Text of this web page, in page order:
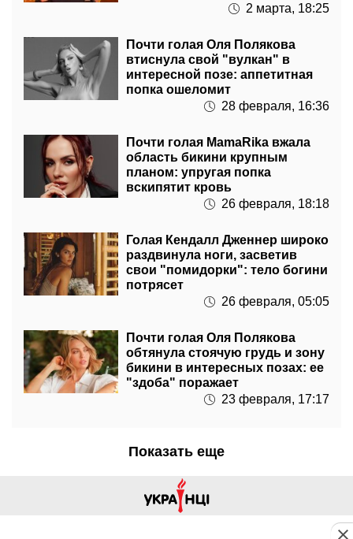
2 марта, 18:25
Почти голая Оля Полякова
втиснула свой "вулкан" в
интересной позе: аппетитная
попка ошеломит
28 февраля, 16:36
Почти голая MamaRika вжала
область бикини крупным
планом: упругая попка
вскипятит кровь
26 февраля, 18:18
Голая Кендалл Дженнер широко
раздвинула ноги, засветив
свои "помидорки": тело богини
потрясет
26 февраля, 05:05
Почти голая Оля Полякова
обтянула стоячую грудь и зону
бикини в интересных позах: ее
"здоба" поражает
23 февраля, 17:17
Показать еще